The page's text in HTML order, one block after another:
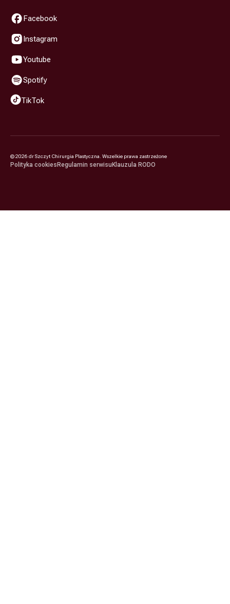
Facebook
Instagram
Youtube
Spotify
TikTok
©2026 dr Szczyt Chirurgia Plastyczna. Wszelkie prawa zastrzeżone
Polityka cookies Regulamin serwisu Klauzula RODO